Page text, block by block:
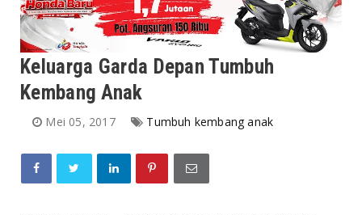
Keluarga Garda Depan Tumbuh
Kembang Anak
Mei 05, 2017 Tumbuh kembang anak